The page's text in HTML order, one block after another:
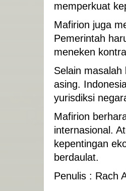
memperkuat
Mafirion juga
Pemerintah
meneken
Selain
asing.
yurisdiksi
Mafirion
internasional.
kepentingan
berdaulat.
Penulis : Rach